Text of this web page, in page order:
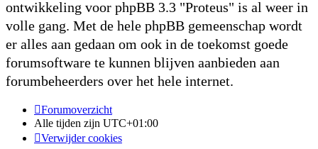
ontwikkeling voor phpBB 3.3 "Proteus" is al weer in
volle gang. Met de hele phpBB gemeenschap wordt
er alles aan gedaan om ook in de toekomst goede
forumsoftware te kunnen blijven aanbieden aan
forumbeheerders over het hele internet.
Forumoverzicht
Alle tijden zijn UTC+01:00
Verwijder cookies